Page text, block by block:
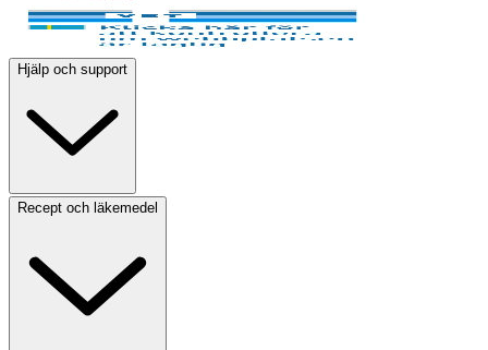
Hjälp och support
Recept och läkemedel